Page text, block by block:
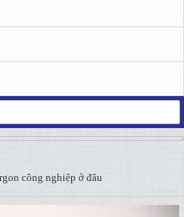
công nghiệp ở đâu